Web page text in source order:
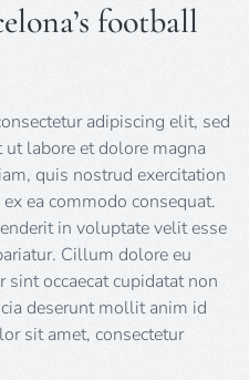
football
adipiscing elit, sed
labore et dolore magna
quis nostrud exercitation
ea commodo consequat.
in voluptate velit esse
Cillum dolore eu
occaecat cupidatat non
deserunt mollit anim id
sit amet, consectetur